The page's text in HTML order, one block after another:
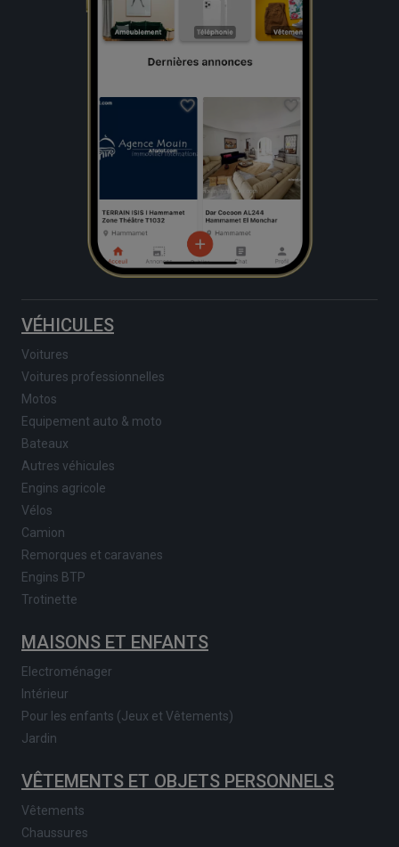
VÉHICULES
Voitures
Voitures professionnelles
Motos
Equipement auto & moto
Bateaux
Autres véhicules
Engins agricole
Vélos
Camion
Remorques et caravanes
Engins BTP
Trotinette
MAISONS ET ENFANTS
Electroménager
Intérieur
Pour les enfants (Jeux et Vêtements)
Jardin
VÊTEMENTS ET OBJETS PERSONNELS
Vêtements
Chaussures